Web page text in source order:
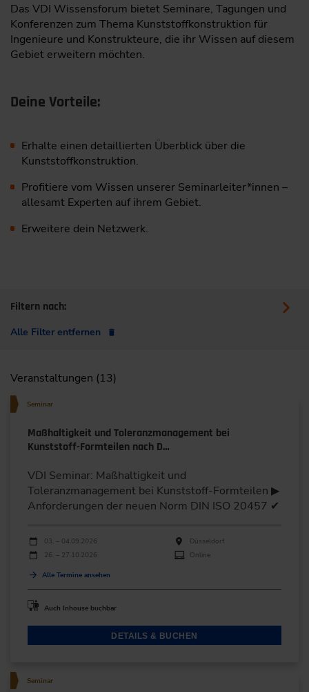
Das VDI Wissensforum bietet Seminare, Tagungen und
Konferenzen zum Thema Kunststoffkonstruktion für
Ingenieure und Konstrukteure, die ihr Wissen auf diesem
Gebiet erweitern möchten.
Deine Vorteile:
Erhalte einen detaillierten Überblick über die
Kunststoffkonstruktion.
Profitiere vom Wissen unserer Seminarleiter*innen –
allesamt Experten auf ihrem Gebiet.
Erweitere dein Netzwerk.
Filtern nach:
Alle Filter entfernen
Veranstaltungen (13)
Seminar
Maßhaltigkeit und Toleranzmanagement bei
Kunststoff-Formteilen nach D…
VDI Seminar: Maßhaltigkeit und
Toleranzmanagement bei Kunststoff-Formteilen ▶
Anforderungen der neuen Norm DIN ISO 20457 ✔
Durchführungen
Veranstaltungsdatum
03. – 04.09.2026
Düsseldorf
26. – 27.10.2026
Online
Alle Termine ansehen
Auch Inhouse buchbar
DETAILS & BUCHEN
Seminar